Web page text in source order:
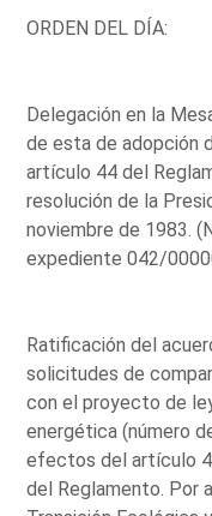
ORDEN DEL DÍA:
Delegación en la
de esta de adopción
artículo 44 del
resolución de la
noviembre de 1983.
expediente 042/
Ratificación del
solicitudes de
con el proyecto de
energética (número
efectos del artículo
del Reglamento. Por